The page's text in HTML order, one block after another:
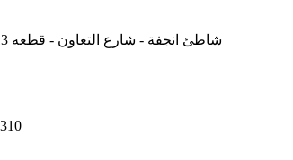
شاطئ انجفة - شارع التعاون - قطعه 13 بلاج 17 مقابل منطقة سلوى